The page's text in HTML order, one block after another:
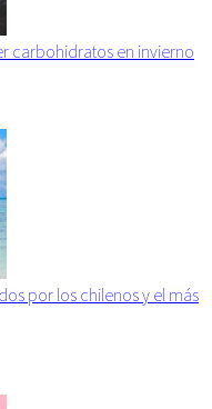
carbohidratos en invierno
por los chilenos y el más